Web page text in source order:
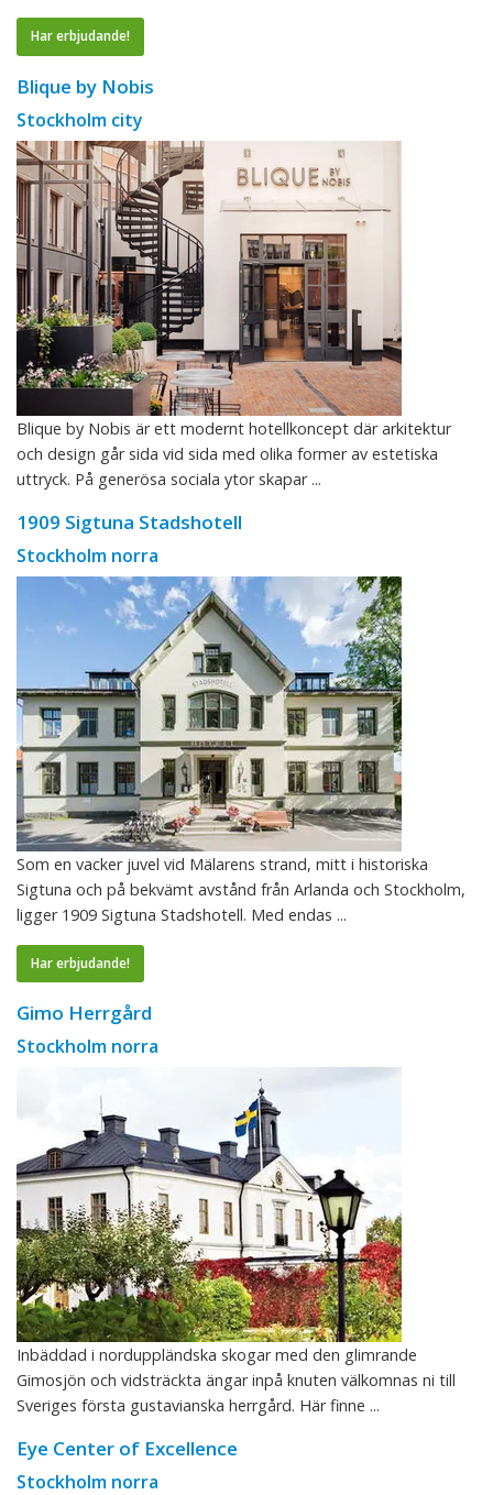
Har erbjudande!
Blique by Nobis
Stockholm city
Blique by Nobis är ett modernt hotellkoncept där arkitektur
och design går sida vid sida med olika former av estetiska
uttryck. På generösa sociala ytor skapar ...
1909 Sigtuna Stadshotell
Stockholm norra
Som en vacker juvel vid Mälarens strand, mitt i historiska
Sigtuna och på bekvämt avstånd från Arlanda och Stockholm,
ligger 1909 Sigtuna Stadshotell. Med endas ...
Har erbjudande!
Gimo Herrgård
Stockholm norra
Inbäddad i norduppländska skogar med den glimrande
Gimosjön och vidsträckta ängar inpå knuten välkomnas ni till
Sveriges första gustavianska herrgård. Här finne ...
Eye Center of Excellence
Stockholm norra